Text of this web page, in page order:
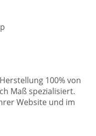
100% von
Maß spezialisiert.
Website und im